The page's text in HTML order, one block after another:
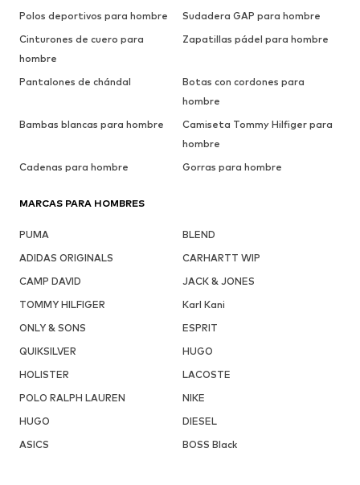
Polos deportivos para hombre
Sudadera GAP para hombre
Cinturones de cuero para
hombre
Zapatillas pádel para hombre
Pantalones de chándal
Botas con cordones para
hombre
Bambas blancas para hombre
Camiseta Tommy Hilfiger para
hombre
Cadenas para hombre
Gorras para hombre
MARCAS PARA HOMBRES
PUMA
BLEND
ADIDAS ORIGINALS
CARHARTT WIP
CAMP DAVID
JACK & JONES
TOMMY HILFIGER
Karl Kani
ONLY & SONS
ESPRIT
QUIKSILVER
HUGO
HOLISTER
LACOSTE
POLO RALPH LAUREN
NIKE
HUGO
DIESEL
ASICS
BOSS Black